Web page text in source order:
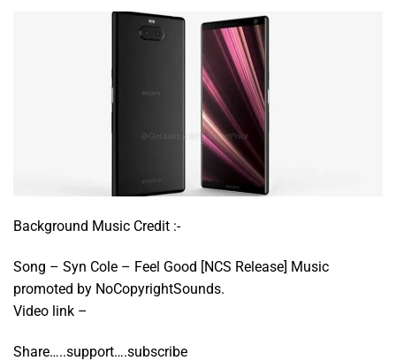
Background Music Credit :-
Song – Syn Cole – Feel Good [NCS Release] Music
promoted by NoCopyrightSounds.
Video link –
Share…..support….subscribe